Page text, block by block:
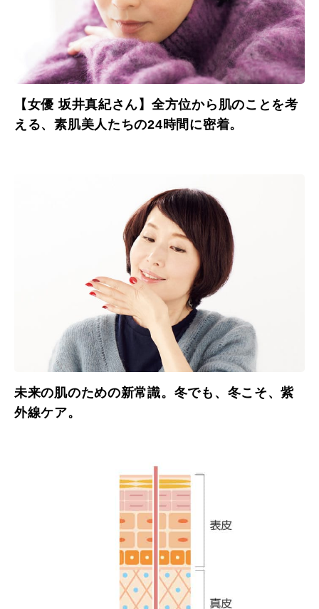
【女優 坂井真紀さん】全方位から肌のことを考
える、素肌美人たちの24時間に密着。
未来の肌のための新常識。冬でも、冬こそ、紫
外線ケア。